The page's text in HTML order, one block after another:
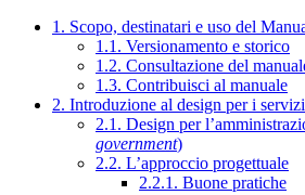
1. Scopo, destinatari e uso del
1.1. Versionamento e storico
1.2. Consultazione del
1.3. Contribuisci al manuale
2. Introduzione al design per i
2.1. Design per
government)
2.2. L’approccio progettuale
2.2.1. Buone pratiche